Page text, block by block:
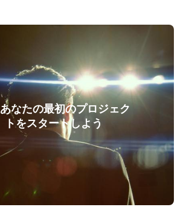
あなたの最初のプロジェク
トをスタートしよう